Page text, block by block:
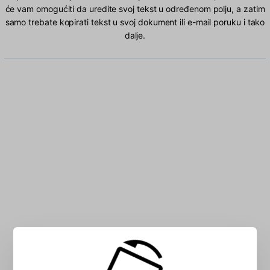
će vam omogućiti da uredite svoj tekst u određenom polju, a zatim
samo trebate kopirati tekst u svoj dokument ili e-mail poruku i tako
dalje.
Unesite Albanac znakova u polje: